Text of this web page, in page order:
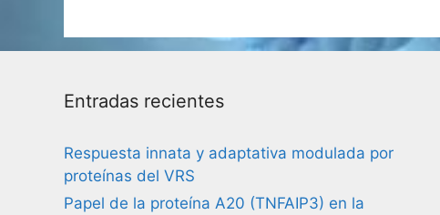
Entradas recientes
Respuesta innata y adaptativa modulada por
proteínas del VRS
Papel de la proteína A20 (TNFAIP3) en la